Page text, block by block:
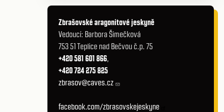
Zbrašovské aragonitové jeskyně
Vedoucí: Barbora Šimečková
753 51 Teplice nad Bečvou č.p. 75
+420 581 601 866,
+420 724 275 825
zbrasov@caves.cz
facebook.com/zbrasovskejeskyne